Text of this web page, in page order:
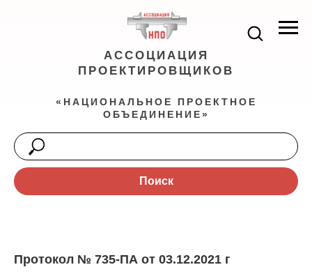
АССОЦИАЦИЯ
ПРОЕКТИРОВЩИКОВ
«НАЦИОНАЛЬНОЕ ПРОЕКТНОЕ
ОБЪЕДИНЕНИЕ»
Поиск
Протокол № 735-ПА от 03.12.2021 г